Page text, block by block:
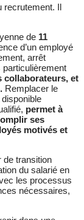
recrutement. Il
de 11
d’un employé
arrêt
collaborateurs, et
Remplacer le
permet à
ses
motivés et
de transition
du salarié en
les processus
nécessaires,